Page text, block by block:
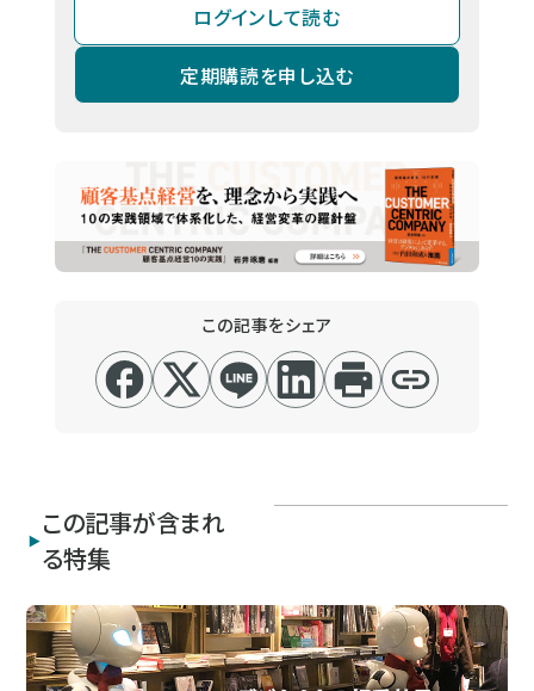
ログインして読む
定期購読を申し込む
この記事をシェア
この記事が含まれ
る特集